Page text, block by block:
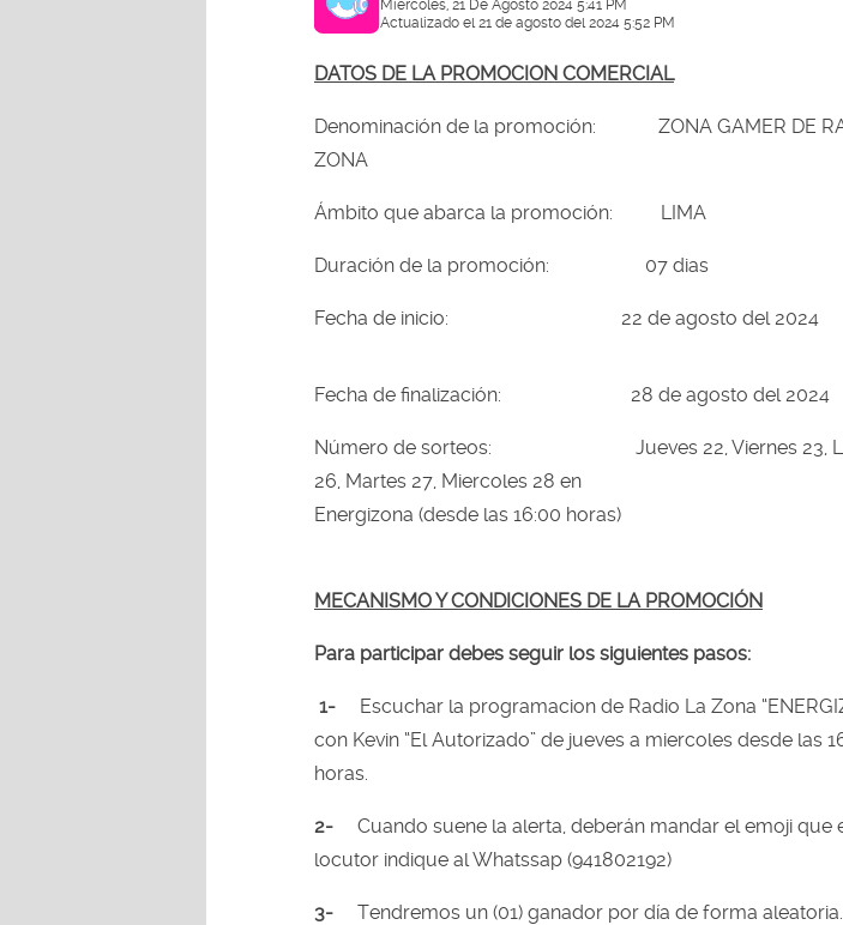
Miércoles, 21 De Agosto 2024 5:41 PM
Actualizado el 21 de agosto del 2024 5:52 PM
DATOS DE LA PROMOCION COMERCIAL
Denominación de la promoción: ZONA GAMER DE
ZONA
Ámbito que abarca la promoción: LIMA
Duración de la promoción: 07 dias
Fecha de inicio: 22 de agosto del 2024
Fecha de finalización: 28 de agosto del 2024
Número de sorteos: Jueves 22, Viernes 23,
26, Martes 27, Miercoles 28
Energizona (desde las 16:00 horas)
MECANISMO Y CONDICIONES DE LA PROMOCIÓN
Para participar debes seguir los siguientes pasos:
1- Escuchar la programacion de Radio La Zona
con Kevin “El Autorizado” de jueves a miercoles desde las
horas.
2- Cuando suene la alerta, deberán mandar el emoji que
locutor indique al Whatssap (941802192)
3- Tendremos un (01) ganador por día de forma aleatoria.